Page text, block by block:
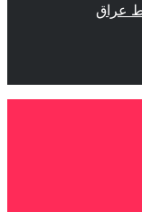
عراق